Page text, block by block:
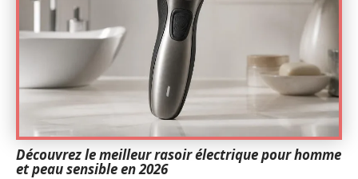
Découvrez le meilleur rasoir électrique pour homme
et peau sensible en 2026